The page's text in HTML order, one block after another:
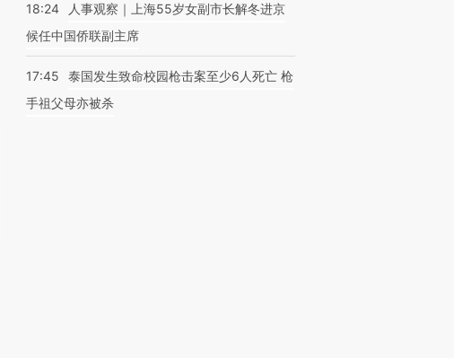
18:24
人事观察｜上海55岁女副市长解冬进京
候任中国侨联副主席
17:45
泰国发生致命校园枪击案至少6人死亡 枪
手祖父母亦被杀